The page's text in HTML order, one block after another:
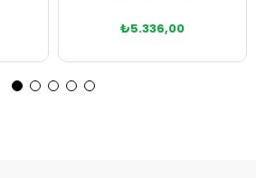
₺5.336,00